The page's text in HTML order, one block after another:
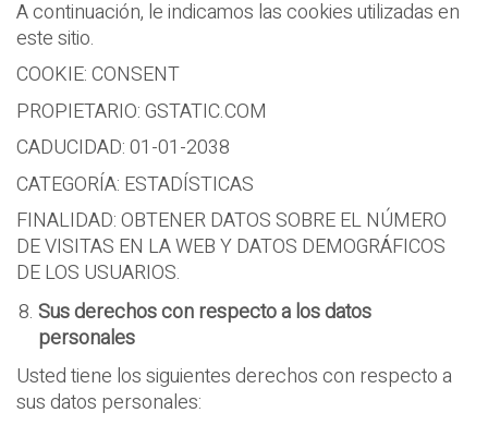
A continuación, le indicamos las cookies utilizadas en
este sitio.
COOKIE: CONSENT
PROPIETARIO: GSTATIC.COM
CADUCIDAD: 01-01-2038
CATEGORÍA: ESTADÍSTICAS
FINALIDAD: OBTENER DATOS SOBRE EL NÚMERO
DE VISITAS EN LA WEB Y DATOS DEMOGRÁFICOS
DE LOS USUARIOS.
Sus derechos con respecto a los datos
personales
Usted tiene los siguientes derechos con respecto a
sus datos personales: